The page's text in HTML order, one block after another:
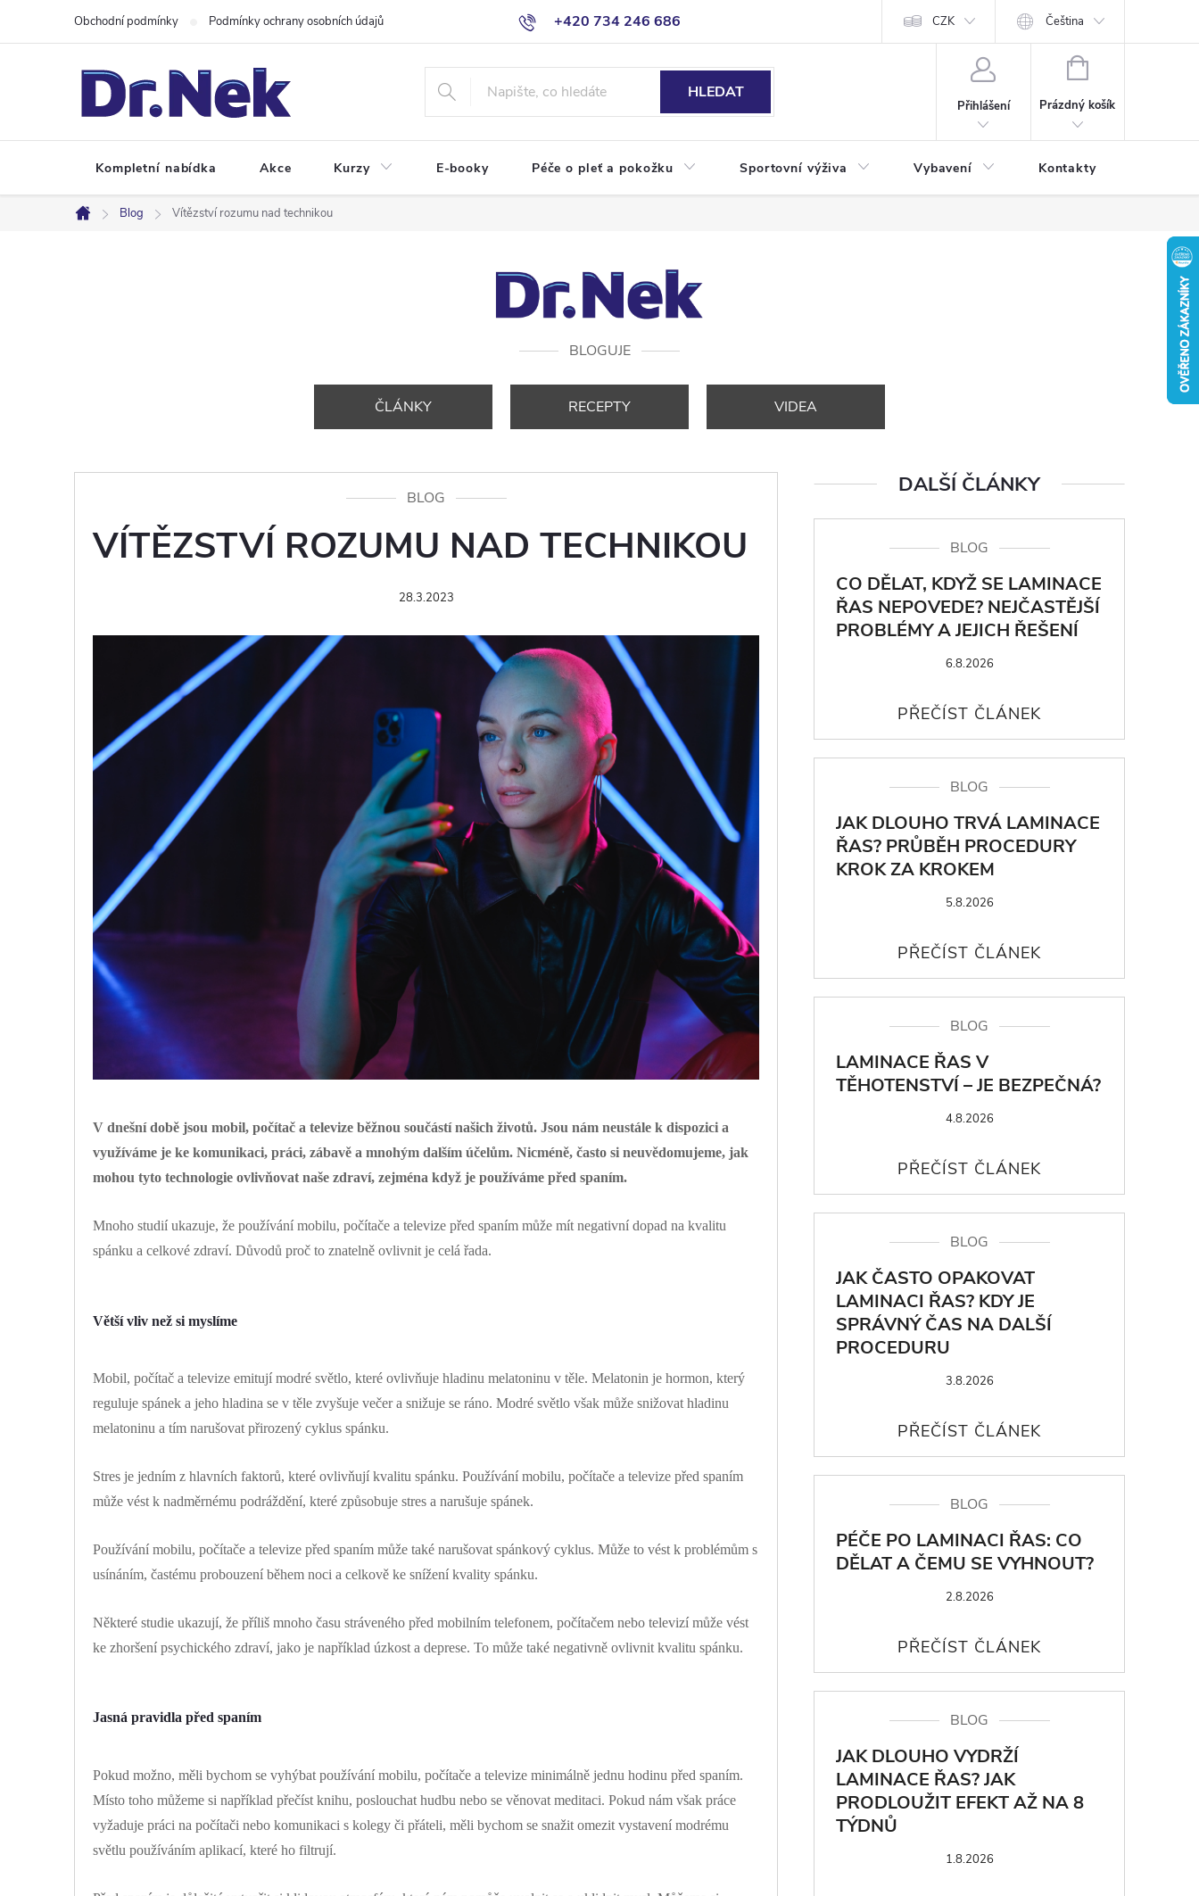
+420 734 246 686
Obchodní podmínky Podmínky ochrany osobních údajů CZK Čeština
HLEDAT
Přihlášení
NÁKUPNÍ
Prázdný košík
Kompletní nabídka Akce Kurzy E-booky Péče o pleť a pokožku Sportovní výživa Vybavení Kontakty
Domů
Blog Vítězství rozumu nad technikou
BLOGUJE
ČLÁNKY RECEPTY VIDEA
BLOG
VÍTĚZSTVÍ ROZUMU NAD TECHNIKOU
28.3.2023
V dnešní době jsou mobil, počítač a televize běžnou součástí našich životů. Jsou nám neustále k dispozici a
využíváme je ke komunikaci, práci, zábavě a mnohým dalším účelům. Nicméně, často si neuvědomujeme, jak
mohou tyto technologie ovlivňovat naše zdraví, zejména když je používáme před spaním.
Mnoho studií ukazuje, že používání mobilu, počítače a televize před spaním může mít negativní dopad na kvalitu
spánku a celkové zdraví. Důvodů proč to znatelně ovlivnit je celá řada.
Větší vliv než si myslíme
Mobil, počítač a televize emitují modré světlo, které ovlivňuje hladinu melatoninu v těle. Melatonin je hormon, který
reguluje spánek a jeho hladina se v těle zvyšuje večer a snižuje se ráno. Modré světlo však může snižovat hladinu
melatoninu a tím narušovat přirozený cyklus spánku.
Stres je jedním z hlavních faktorů, které ovlivňují kvalitu spánku. Používání mobilu, počítače a televize před spaním
může vést k nadměrnému podráždění, které způsobuje stres a narušuje spánek.
Používání mobilu, počítače a televize před spaním může také narušovat spánkový cyklus. Může to vést k problémům s
usínáním, častému probouzení během noci a celkově ke snížení kvality spánku.
Některé studie ukazují, že příliš mnoho času stráveného před mobilním telefonem, počítačem nebo televizí může vést
ke zhoršení psychického zdraví, jako je například úzkost a deprese. To může také negativně ovlivnit kvalitu spánku.
Jasná pravidla před spaním
Pokud možno, měli bychom se vyhýbat používání mobilu, počítače a televize minimálně jednu hodinu před spaním.
Místo toho můžeme si například přečíst knihu, poslouchat hudbu nebo se věnovat meditaci. Pokud nám však práce
vyžaduje práci na počítači nebo komunikaci s kolegy či přáteli, měli bychom se snažit omezit vystavení modrému
světlu používáním aplikací, které ho filtrují.
DALŠÍ ČLÁNKY
BLOG
CO DĚLAT, KDYŽ SE LAMINACE
ŘAS NEPOVEDE? NEJČASTĚJŠÍ
PROBLÉMY A JEJICH ŘEŠENÍ
6.8.2026
BLOG
JAK DLOUHO TRVÁ LAMINACE
ŘAS? PRŮBĚH PROCEDURY
KROK ZA KROKEM
5.8.2026
BLOG
LAMINACE ŘAS V
TĚHOTENSTVÍ – JE BEZPEČNÁ?
4.8.2026
BLOG
JAK ČASTO OPAKOVAT
LAMINACI ŘAS? KDY JE
SPRÁVNÝ ČAS NA DALŠÍ
PROCEDURU
3.8.2026
BLOG
PÉČE PO LAMINACI ŘAS: CO
DĚLAT A ČEMU SE VYHNOUT?
2.8.2026
BLOG
JAK DLOUHO VYDRŽÍ
LAMINACE ŘAS? JAK
PRODLOUŽIT EFEKT AŽ NA 8
TÝDNŮ
1.8.2026